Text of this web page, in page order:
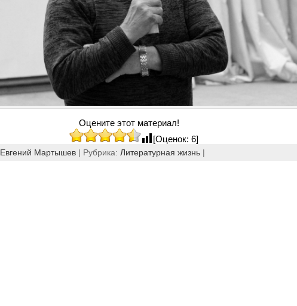
Оцените этот материал!
[Оценок: 6]
Евгений Мартышев| Рубрика: Литературная жизнь|